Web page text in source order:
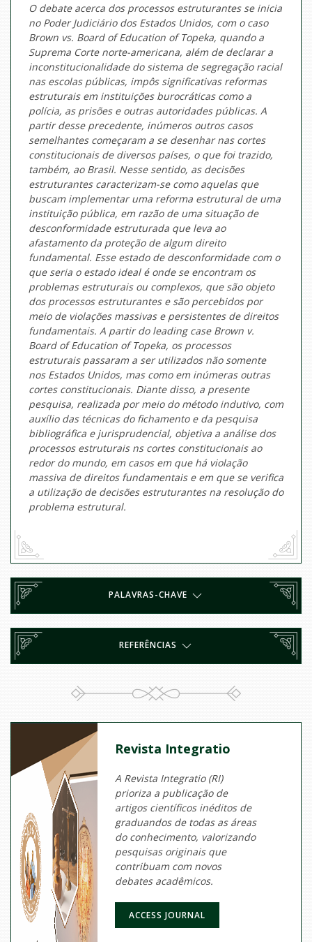
O debate acerca dos processos estruturantes se inicia
no Poder Judiciário dos Estados Unidos, com o caso
Brown vs. Board of Education of Topeka, quando a
Suprema Corte norte-americana, além de declarar a
inconstitucionalidade do sistema de segregação racial
nas escolas públicas, impôs significativas reformas
estruturais em instituições burocráticas como a
polícia, as prisões e outras autoridades públicas. A
partir desse precedente, inúmeros outros casos
semelhantes começaram a se desenhar nas cortes
constitucionais de diversos países, o que foi trazido,
também, ao Brasil. Nesse sentido, as decisões
estruturantes caracterizam-se como aquelas que
buscam implementar uma reforma estrutural de uma
instituição pública, em razão de uma situação de
desconformidade estruturada que leva ao
afastamento da proteção de algum direito
fundamental. Esse estado de desconformidade com o
que seria o estado ideal é onde se encontram os
problemas estruturais ou complexos, que são objeto
dos processos estruturantes e são percebidos por
meio de violações massivas e persistentes de direitos
fundamentais. A partir do leading case Brown v.
Board of Education of Topeka, os processos
estruturais passaram a ser utilizados não somente
nos Estados Unidos, mas como em inúmeras outras
cortes constitucionais. Diante disso, a presente
pesquisa, realizada por meio do método indutivo, com
auxílio das técnicas do fichamento e da pesquisa
bibliográfica e jurisprudencial, objetiva a análise dos
processos estruturais ns cortes constitucionais ao
redor do mundo, em casos em que há violação
massiva de direitos fundamentais e em que se verifica
a utilização de decisões estruturantes na resolução do
problema estrutural.
PALAVRAS-CHAVE
REFERÊNCIAS
Revista Integratio
A Revista Integratio (RI)
prioriza a publicação de
artigos científicos inéditos de
graduandos de todas as áreas
do conhecimento, valorizando
pesquisas originais que
contribuam com novos
debates acadêmicos.
ACCESS JOURNAL